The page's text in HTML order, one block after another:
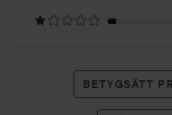
BETYGSÄTT